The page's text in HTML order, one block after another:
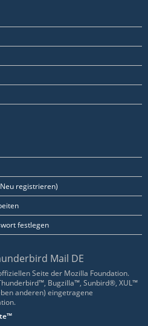
registrieren)
festlegen
Mail DE
Seite der Mozilla Foundation.
Bugzilla™, Sunbird®, XUL™
anderen) eingetragene